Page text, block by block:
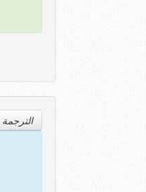
الترجمة Translation